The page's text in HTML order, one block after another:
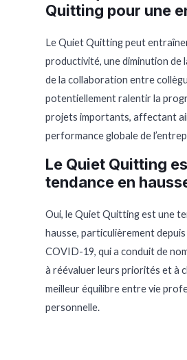
Quitting pour une
Le Quiet Quitting peut
productivité, une diminution de
de la collaboration entre
potentiellement ralentir la
projets importants, affectant
performance globale de
Le Quiet Quitting
tendance en
Oui, le Quiet Quitting est une
hausse, particulièrement depuis
COVID-19, qui a conduit de
à réévaluer leurs priorités et à
meilleur équilibre entre vie
personnelle.